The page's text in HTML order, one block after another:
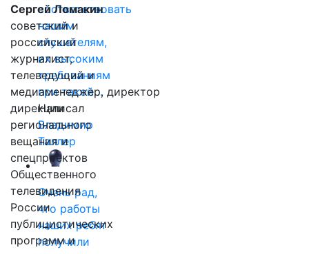
соответствовать
нашим
слушателям,
их высоким
требованиям
при такой…
Написал
Владимир
Таллер
Очень рад,
что работы
наших ребят
получили
Сергей Ломакин
советский и
российский
журналист,
телеведущий и
медиаменеджер, директор
дирекции
регионального
вещания и
спецпроектов
Общественного
телевидения
России
публицистических
программ и